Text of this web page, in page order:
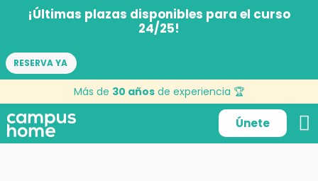
¡Últimas plazas disponibles para el curso
24/25!
RESERVA YA
Más de 30 años de experiencia 🏆
Únete
Pensión completa
13 de noviembre de 2025